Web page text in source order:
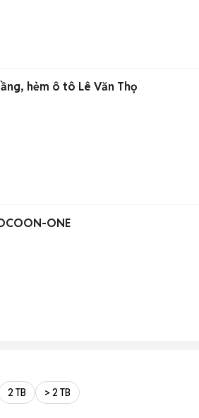
hẻm ô tô Lê Văn Thọ
ONE
2 TB > 2 TB